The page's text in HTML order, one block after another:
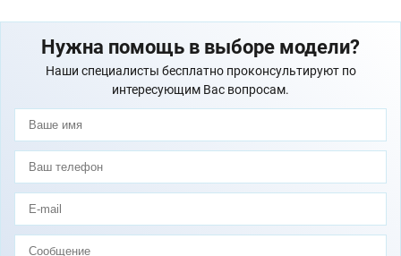
Нужна помощь в выборе модели?
Наши специалисты бесплатно проконсультируют по
интересующим Вас вопросам.